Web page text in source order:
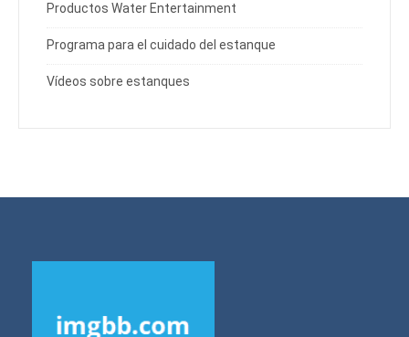
Productos Water Entertainment
Programa para el cuidado del estanque
Vídeos sobre estanques